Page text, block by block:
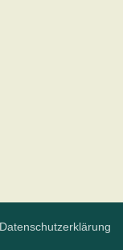
Datenschutzerklärung